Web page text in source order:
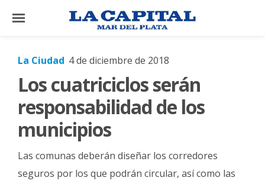
×
El
Mundo
La
Zona
La Ciudad 4 de diciembre de 2018
Los cuatriciclos serán
responsabilidad de los
municipios
Las comunas deberán diseñar los corredores
seguros por los que podrán circular, así como las